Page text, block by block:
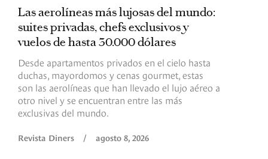
Las aerolíneas más lujosas del mundo:
suites privadas, chefs exclusivos y
vuelos de hasta 30.000 dólares
Desde apartamentos privados en el cielo hasta
duchas, mayordomos y cenas gourmet, estas
son las aerolíneas que han llevado el lujo aéreo a
otro nivel y se encuentran entre las más
exclusivas del mundo.
Revista Diners / agosto 8, 2026